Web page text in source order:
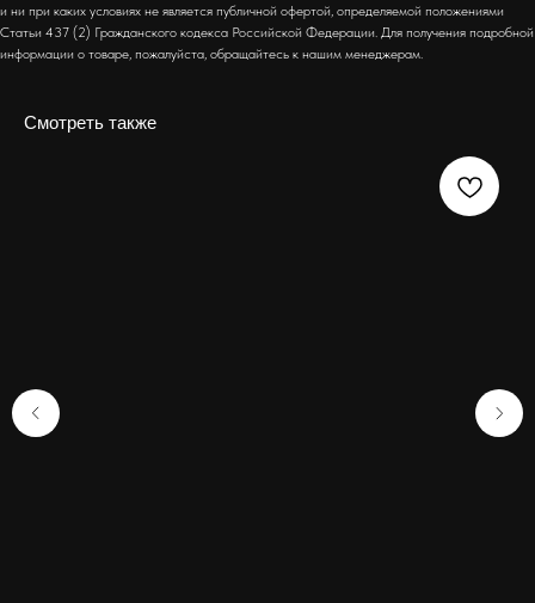
и ни при каких условиях не является публичной офертой, определяемой положениями
Статьи 437 (2) Гражданского кодекса Российской Федерации. Для получения подробной
информации о товаре, пожалуйста, обращайтесь к нашим менеджерам.
Смотреть также